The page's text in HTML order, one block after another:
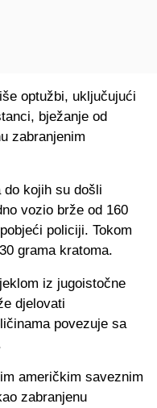
optužbi, uključujući
bježanje od
zabranjenim
do kojih su došli
vozio brže od 160
policiji. Tokom
grama kratoma.
iz jugoistočne
djelovati
povezuje sa
američkim saveznim
zabranjenu